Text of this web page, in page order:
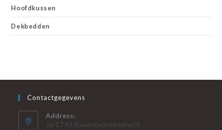
Hoofdkussen
Dekbedden
Contactgegevens
Address:
Jol 17 41 (Geen bezoekadres!)